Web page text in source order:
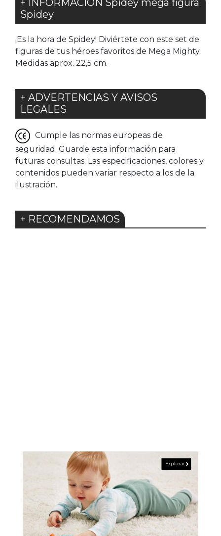
+ INFORMACIÓN Spidey mega figura
Spidey
¡Es la hora de Spidey! Diviértete con este set de
figuras de tus héroes favoritos de Mega Mighty.
Medidas aprox. 22,5 cm.
+ ADVERTENCIAS Y AVISOS
LEGALES
Cumple las normas europeas de
seguridad. Guarde esta información para
futuras consultas. Las especificaciones, colores y
contenidos pueden variar respecto a los de la
ilustración.
+ RECOMENDAMOS